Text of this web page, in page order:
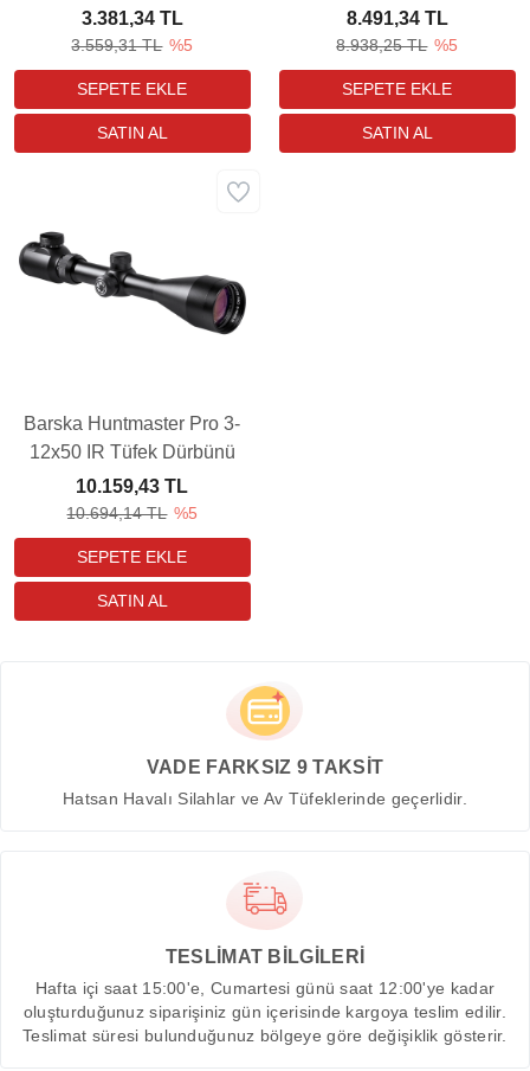
Red Dot Sight
3.559,31 TL %5
3.381,34 TL
Dürbünü
8.938,25 TL %5
8.491,34 TL
Barska Huntmaster Pro 3-
12x50 IR Tüfek Dürbünü
10.694,14 TL %5
10.159,43 TL
VADE FARKSIZ 9 TAKSİT
Hatsan Havalı Silahlar ve Av Tüfeklerinde geçerlidir.
TESLİMAT BİLGİLERİ
Hafta içi saat 15:00'e, Cumartesi günü saat 12:00'ye kadar
oluşturduğunuz siparişiniz gün içerisinde kargoya teslim edilir.
Teslimat süresi bulunduğunuz bölgeye göre değişiklik gösterir.